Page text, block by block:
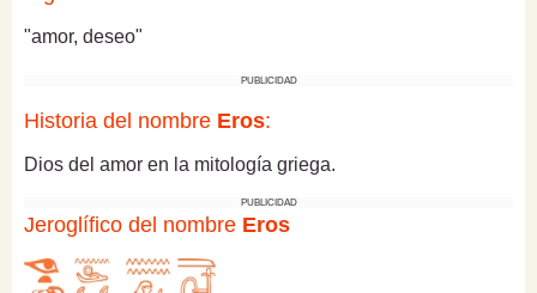
"amor, deseo"
PUBLICIDAD
Historia del nombre Eros:
Dios del amor en la mitología griega.
PUBLICIDAD
Jeroglífico del nombre Eros